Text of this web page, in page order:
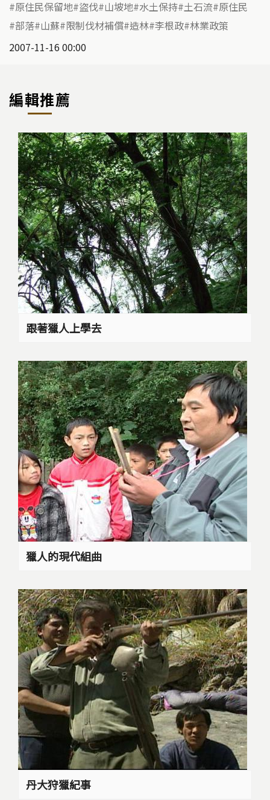
原住民保留地 盜伐 山坡地 水土保持 土石流 原住民
部落 山蘇 限制伐材補償 造林 李根政 林業政策
2007-11-16 00:00
編輯推薦
跟著獵人上學去
獵人的現代組曲
丹大狩獵紀事